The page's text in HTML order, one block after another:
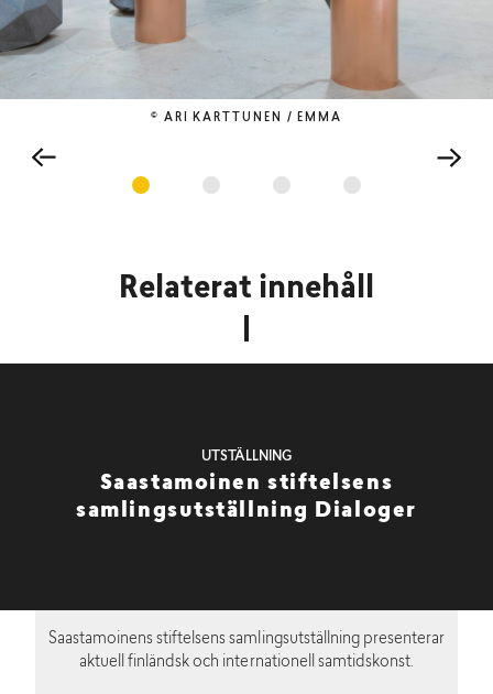
© ARI KARTTUNEN / EMMA
Relaterat innehåll
UTSTÄLLNING
Saastamoinen stiftelsens
samlingsutställning Dialoger
Saastamoinens stiftelsens samlingsutställning presenterar
aktuell finländsk och internationell samtidskonst.